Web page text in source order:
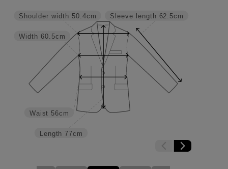
Sleeve length 62.5cm
Length 77cm
Waist 56cm
Width 60.5cm
Shoulder width 50.4cm